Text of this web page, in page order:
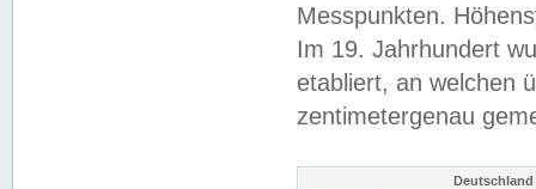
Messpunkten.
Im 19. Jahrhundert
etabliert, an welchen
zentimetergenau